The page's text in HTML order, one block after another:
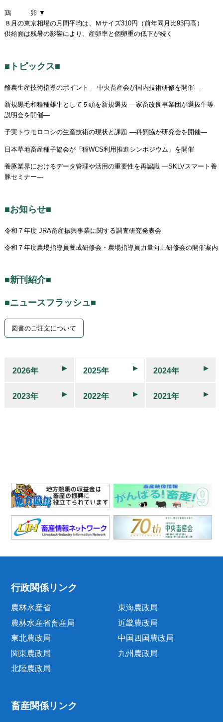
鶏 卵 ▼
８月の東京相場の月間平均は、Ｍサイズ310円（前年同月比93円高）
供給面は残暑の影響により、産卵率と個卵重の低下が続く
■トピックス■
酪農生産技術指導のポイント ―中央畜産会が国内技術研修を開催―
新規黒毛和種種雄牛として５頭を新規選抜 ―家畜改良事業団が選抜牛等
説明会を開催―
子実トウモロコシの生産技術の現状と課題 ―科飼協が研究会を開催―
日本草地畜産種子協会が「稲WCS利用推進シンポジウム」を開催
養豚業界におけるデータ管理や活用の重要性を再認識 ―SKLVスマート養
豚セミナー―
■お知らせ■
令和７年度 JRA畜産振興事業に関する調査研究発表会
令和７年度農場指導員養成研修会・農場指導員力量向上研修会の開催案内
■新刊紹介■
■ニュースフラッシュ■
図書のご注文について
2026年 2025年 2024年
2023年 2022年 2021年
行政関係リンク
農林水産省
農林水産省畜産局
東北農政局
関東農政局
北陸農政局
東海農政局
近畿農政局
中国四国農政局
九州農政局
畜産関係リンク